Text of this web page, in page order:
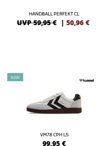
HANDBALL PERFEKT CL
UVP 59,95 € | 50,96 €
NEW
VM78 CPH LS
99,95 €